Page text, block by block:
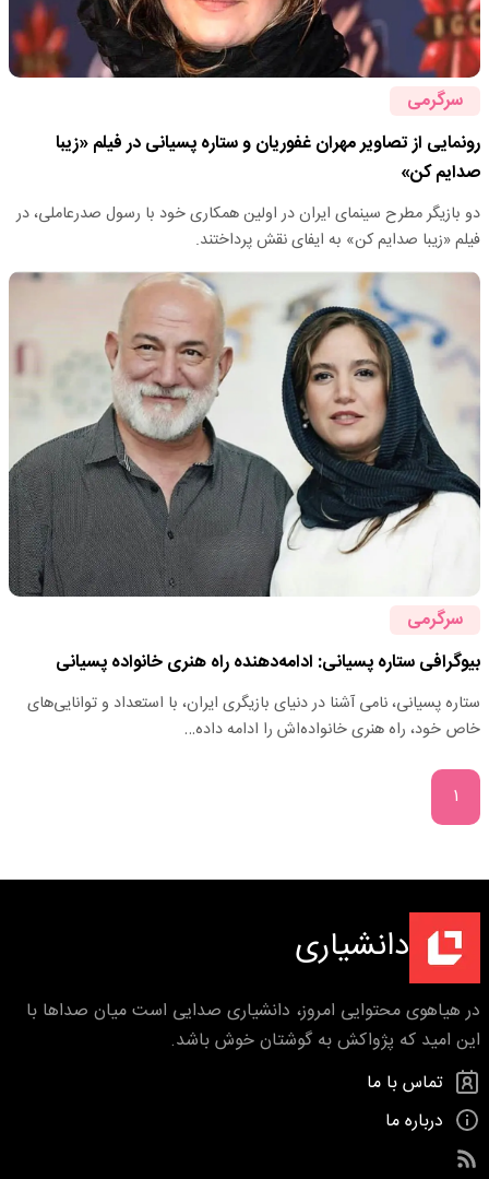
سرگرمی
رونمایی از تصاویر مهران غفوریان و ستاره پسیانی در فیلم «زیبا
صدایم کن»
دو بازیگر مطرح سینمای ایران در اولین همکاری خود با رسول صدرعاملی، در
فیلم «زیبا صدایم کن» به ایفای نقش پرداختند.
سرگرمی
بیوگرافی ستاره پسیانی: ادامه‌دهنده راه هنری خانواده پسیانی
ستاره پسیانی، نامی آشنا در دنیای بازیگری ایران، با استعداد و توانایی‌های
خاص خود، راه هنری خانواده‌اش را ادامه داده…
۱
دانشیاری
در هیاهوی محتوایی امروز، دانشیاری صدایی است میان صداها با
این امید که پژواکش به گوشتان خوش باشد.
تماس با ما
درباره ما